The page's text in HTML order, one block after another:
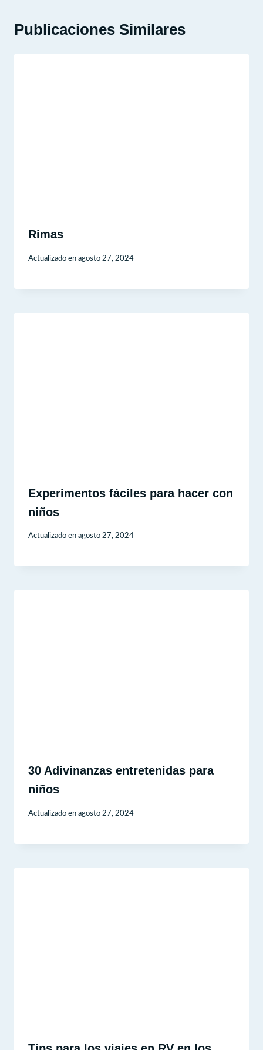
Publicaciones Similares
Rimas
Actualizado en agosto 27, 2024
Experimentos fáciles para hacer con
niños
Actualizado en agosto 27, 2024
30 Adivinanzas entretenidas para
niños
Actualizado en agosto 27, 2024